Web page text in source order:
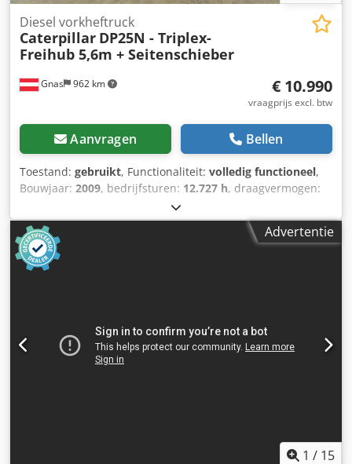
Gnas 962 km
Diesel vorkheftruck
Caterpillar DP25N - Triplex-
Freihub 5,6m + Seitenschieber
€ 10.990
vraagprijs excl. btw
Aanvragen Bellen
Toestand: gebruikt, Functionaliteit: volledig functioneel,
Bouwjaar: 2009, bedrijfsturen: 12.727 h, draagvermogen:
5.600 mm
masttype:triplex, bouwhoogte:2.370 mm, vermogen:38
kW (51,67 pk)
, Dieselheftruck
Masttype: Triplex Staat: Direct inzetbaar en volledig
functioneel Technische staat: goed Voorbanden type:
2,5 ton — Bouwjaar 2009 — Sideshift — Triplex vrijehef
mast — Bouwhoogte 2,37 m — Hefhoogte 5,60 m — 12.727
bedrijfsuren volgens teller — Volrubberen voorbanden ca.
Advertentie
1 / 15